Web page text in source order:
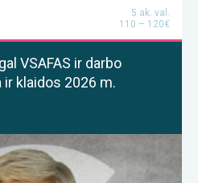
5 ak. val.
110 – 120€
VSAFAS ir darbo
klaidos 2026 m.